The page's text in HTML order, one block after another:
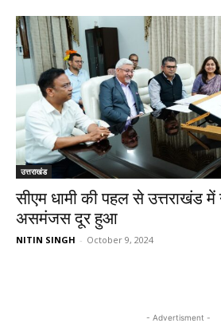
उत्तराखंड
सीएम धामी की पहल से उत्तराखंड
असमंजस दूर हुआ
NITIN SINGH - October 9, 2024
- Advertisment -